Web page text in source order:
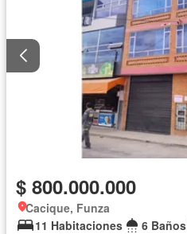
$ 800.000.000
Cacique, Funza
11 Habitaciones
6 Baños